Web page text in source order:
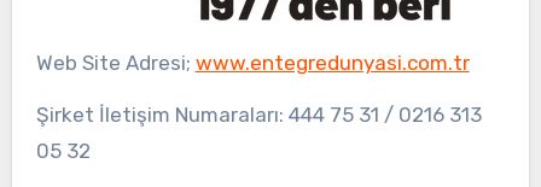
Web Site Adresi; www.entegredunyasi.com.tr
Şirket İletişim Numaraları: 444 75 31 / 0216 313
05 32